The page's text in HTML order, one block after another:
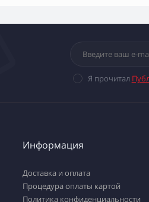
Я прочитал
Информация
Доставка и оплата
Процедура оплаты картой
Политика конфиденциальности